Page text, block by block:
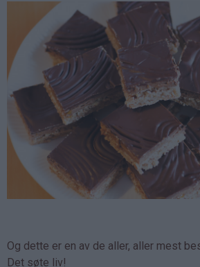
Og dette er en av de aller, aller mest
Det søte liv!